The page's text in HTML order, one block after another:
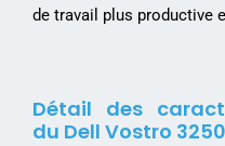
de travail plus productive
Détail des
du Dell Vostro